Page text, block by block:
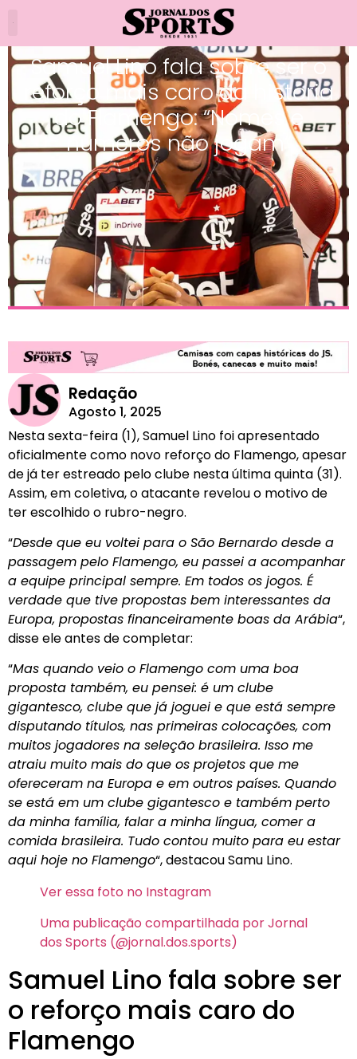
Samuel Lino fala sobre ser o
reforço mais caro da história
do Flamengo: “Nomes e
números não jogam”
Redação
Agosto 1, 2025
Nesta sexta-feira (1), Samuel Lino foi apresentado
oficialmente como novo reforço do Flamengo, apesar
de já ter estreado pelo clube nesta última quinta (31).
Assim, em coletiva, o atacante revelou o motivo de
ter escolhido o rubro-negro.
“Desde que eu voltei para o São Bernardo desde a
passagem pelo Flamengo, eu passei a acompanhar
a equipe principal sempre. Em todos os jogos. É
verdade que tive propostas bem interessantes da
Europa, propostas financeiramente boas da Arábia“,
disse ele antes de completar:
“Mas quando veio o Flamengo com uma boa
proposta também, eu pensei: é um clube
gigantesco, clube que já joguei e que está sempre
disputando títulos, nas primeiras colocações, com
muitos jogadores na seleção brasileira. Isso me
atraiu muito mais do que os projetos que me
ofereceram na Europa e em outros países. Quando
se está em um clube gigantesco e também perto
da minha família, falar a minha língua, comer a
comida brasileira. Tudo contou muito para eu estar
aqui hoje no Flamengo“, destacou Samu Lino.
Ver essa foto no Instagram
Uma publicação compartilhada por Jornal
dos Sports (@jornal.dos.sports)
Samuel Lino fala sobre ser
o reforço mais caro do
Flamengo